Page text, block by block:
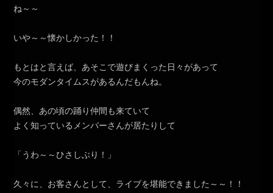
ね～～
いや～～懐かしかった！！
もとはと言えば、あそこで遊びまくった日々があって
今のモダンタイムスがあるんだもんね。
偶然、あの頃の踊り仲間も来ていて
よく知っているメンバーさんが居たりして
「うわ～～ひさしぶり！」
久々に、お客さんとして、ライブを堪能できました～～！！